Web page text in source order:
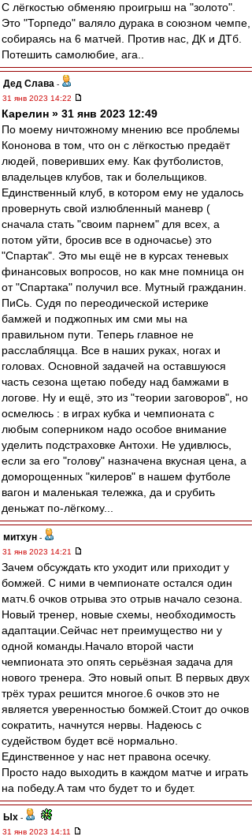
С лёгкостью обменяю проигрыш на "золото".
Это "Торпедо" валяло дурака в союзном чемпе,
собираясь на 6 матчей. Против нас, ДК и ДТб.
Потешить самолюбие, ага..
Дед Слава -
31 янв 2023 14:22
Карелин » 31 янв 2023 12:49
По моему ничтожному мнению все проблемы
Кононова в том, что он с лёгкостью предаёт
людей, поверивших ему. Как футболистов,
владельцев клубов, так и болельщиков.
Единственный клуб, в котором ему не удалось
провернуть свой излюбленный маневр (
сначала стать "своим парнем" для всех, а
потом уйти, бросив все в одночасье) это
"Спартак". Это мы ещё не в курсах теневых
финансовых вопросов, но как мне помница он
от "Спартака" получил все. Мутный гражданин.
ПиСь. Судя по переодической истерике
бамжей и поджопных им сми мы на
правильном пути. Теперь главное не
расслабляцца. Все в наших руках, ногах и
головах. Основной задачей на оставшуюся
часть сезона щетаю победу над бамжами в
логове. Ну и ещё, это из "теории заговоров", но
осмелюсь : в играх кубка и чемпионата с
любым соперником надо особое внимание
уделить подстраховке Антохи. Не удивлюсь,
если за его "голову" назначена вкусная цена, а
доморощенных "килеров" в нашем футболе
вагон и маленькая тележка, да и срубить
деньжат по-лёгкому...
митхун -
31 янв 2023 14:21
Зачем обсуждать кто уходит или приходит у
бомжей. С ними в чемпионате остался один
матч.6 очков отрыва это отрыв начало сезона.
Новый тренер, новые схемы, необходимость
адаптации.Сейчас нет преимущество ни у
одной команды.Начало второй части
чемпионата это опять серьёзная задача для
нового тренера. Это новый опыт. В первых двух
трёх турах решится многое.6 очков это не
является уверенностью бомжей.Стоит до очков
сократить, начнутся нервы. Надеюсь с
судейством будет всё нормально.
Единственное у нас нет правона осечку.
Просто надо выходить в каждом матче и играть
на победу.А там что будет то и будет.
Ых -
31 янв 2023 14:11